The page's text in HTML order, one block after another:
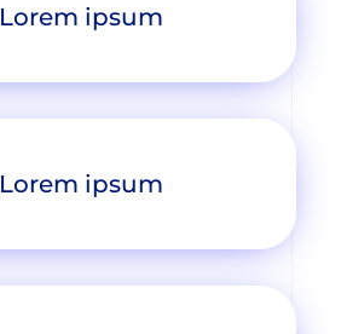
Lorem ipsum
Lorem ipsum